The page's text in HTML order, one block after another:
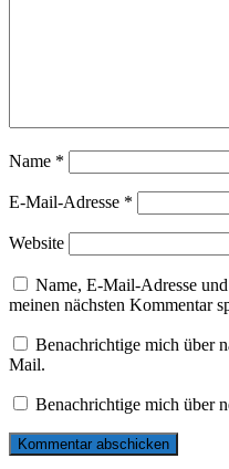
Name *
E-Mail-Adresse *
Website
Name, E-Mail-Adresse
meinen nächsten Kommentar
Benachrichtige mich über
Mail.
Benachrichtige mich über